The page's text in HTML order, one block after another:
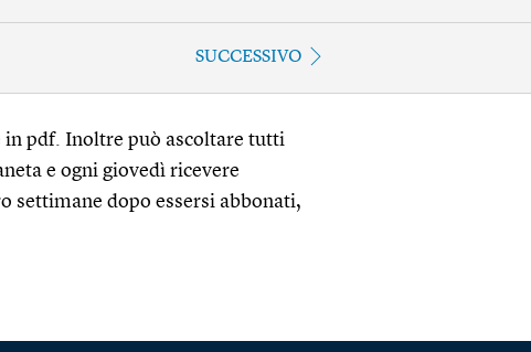
SUCCESSIVO
in pdf. Inoltre può ascoltare tutti
e ogni giovedì ricevere
settimane dopo essersi abbonati,